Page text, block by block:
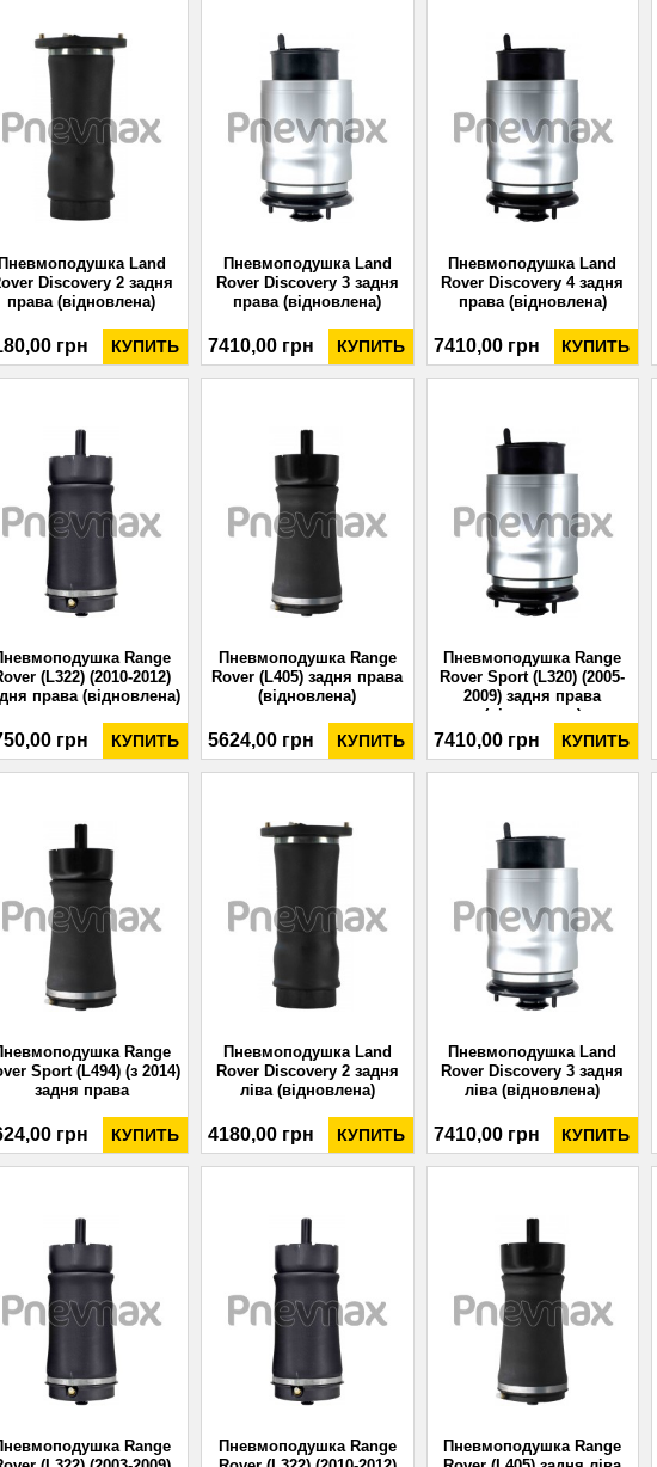
Land
Discovery 2 задня
права (відновлена)
грн КУПИТЬ
Пневмоподушка Land
Rover Discovery 3 задня
права (відновлена)
7410,00 грн КУПИТЬ
Пневмоподушка Land
Rover Discovery 4 задня
права (відновлена)
7410,00 грн КУПИТЬ
Range
(L322) (2010-2012)
права (відновлена)
грн КУПИТЬ
Пневмоподушка Range
Rover (L405) задня права
(відновлена)
5624,00 грн КУПИТЬ
Пневмоподушка Range
Rover Sport (L320) (2005-
2009) задня права
(відновлена)
7410,00 грн КУПИТЬ
Range
Sport (L494) (з 2014)
задня права
грн КУПИТЬ
Пневмоподушка Land
Rover Discovery 2 задня
ліва (відновлена)
4180,00 грн КУПИТЬ
Пневмоподушка Land
Rover Discovery 3 задня
ліва (відновлена)
7410,00 грн КУПИТЬ
Range
Пневмоподушка Range
Пневмоподушка Range